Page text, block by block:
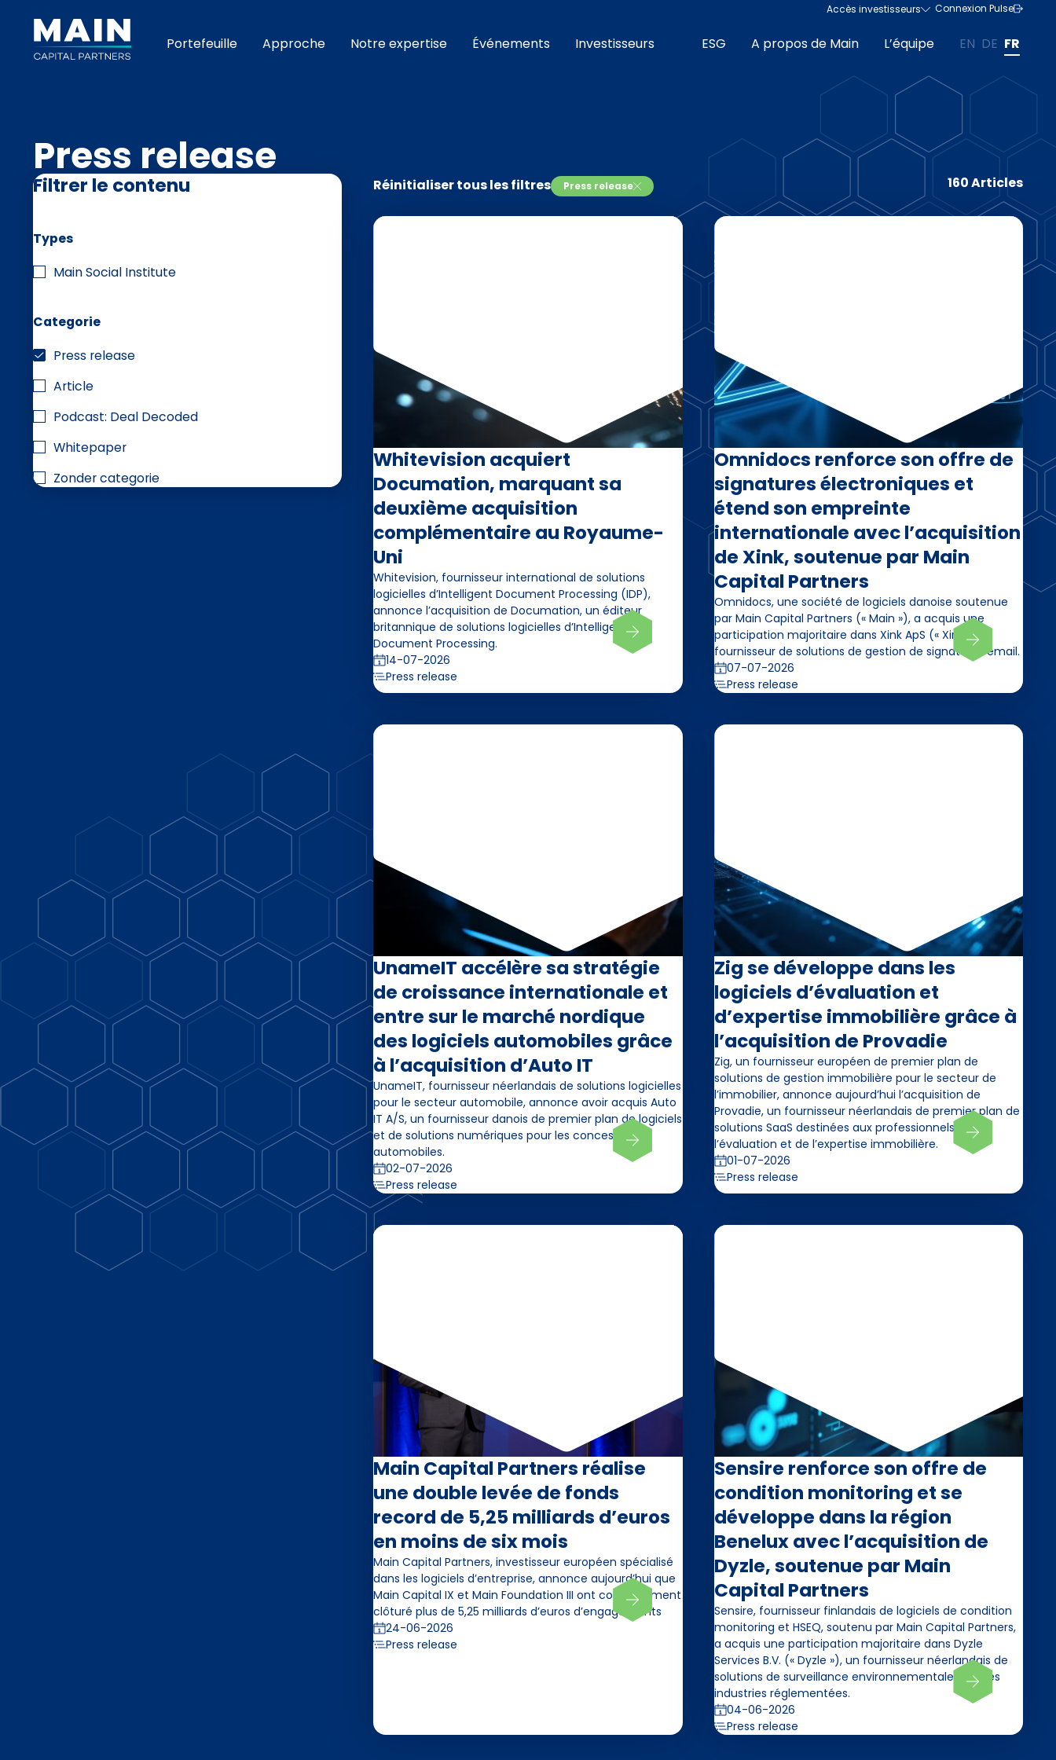
Accès investisseurs Connexion Pulse
Portefeuille Approche Notre expertise Événements Investisseurs ESG A propos de Main L’équipe EN DE FR
Press release
Filtrer le contenu
Types
Main Social Institute
Categorie
Press release
Article
Podcast: Deal Decoded
Whitepaper
Zonder categorie
Réinitialiser tous les filtres Press release 160 Articles
Whitevision acquiert
Documation, marquant sa
deuxième acquisition
complémentaire au Royaume-
Uni
Whitevision, fournisseur international de solutions
logicielles d’Intelligent Document Processing (IDP),
annonce l’acquisition de Documation, un éditeur
britannique de solutions logicielles d’Intelligent
Document Processing.
14-07-2026
Press release
Omnidocs renforce son offre de
signatures électroniques et
étend son empreinte
internationale avec l’acquisition
de Xink, soutenue par Main
Capital Partners
Omnidocs, une société de logiciels danoise soutenue
par Main Capital Partners (« Main »), a acquis une
participation majoritaire dans Xink ApS (« Xink »),
fournisseur de solutions de gestion de signatures email.
07-07-2026
Press release
UnameIT accélère sa stratégie
de croissance internationale et
entre sur le marché nordique
des logiciels automobiles grâce
à l’acquisition d’Auto IT
UnameIT, fournisseur néerlandais de solutions logicielles
pour le secteur automobile, annonce avoir acquis Auto
IT A/S, un fournisseur danois de premier plan de logiciels
et de solutions numériques pour les concessions
automobiles.
02-07-2026
Press release
Zig se développe dans les
logiciels d’évaluation et
d’expertise immobilière grâce à
l’acquisition de Provadie
Zig, un fournisseur européen de premier plan de
solutions de gestion immobilière pour le secteur de
l’immobilier, annonce aujourd’hui l’acquisition de
Provadie, un fournisseur néerlandais de premier plan de
solutions SaaS destinées aux professionnels de
l’évaluation et de l’expertise immobilière.
01-07-2026
Press release
Main Capital Partners réalise
une double levée de fonds
record de 5,25 milliards d’euros
en moins de six mois
Main Capital Partners, investisseur européen spécialisé
dans les logiciels d’entreprise, annonce aujourd’hui que
Main Capital IX et Main Foundation III ont conjointement
clôturé plus de 5,25 milliards d’euros d’engagements
24-06-2026
Press release
Sensire renforce son offre de
condition monitoring et se
développe dans la région
Benelux avec l’acquisition de
Dyzle, soutenue par Main
Capital Partners
Sensire, fournisseur finlandais de logiciels de condition
monitoring et HSEQ, soutenu par Main Capital Partners,
a acquis une participation majoritaire dans Dyzle
Services B.V. (« Dyzle »), un fournisseur néerlandais de
solutions de surveillance environnementale pour les
industries réglementées.
04-06-2026
Press release